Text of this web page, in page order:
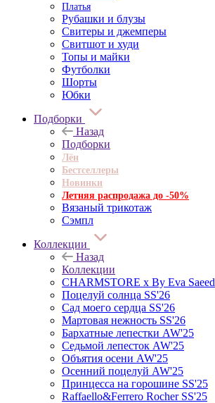
Платья
Рубашки и блузы
Свитеры и джемперы
Свитшот и худи
Топы и майки
Футболки
Шорты
Юбки
Подборки
Назад
Подборки
Лён
Бестселлеры
Новинки
Летняя распродажа до -50%
Вязаный трикотаж
Сэмпл
Коллекции
Назад
Коллекции
CHARMSTORE х By Eva Saeed
Поцелуй солнца SS'26
Сад моего сердца SS'26
Мартовая нежность SS'26
Бархатные лепестки AW'25
Седьмой лепесток AW'25
Объятия осени AW'25
Осенний поцелуй AW'25
Принцесса на горошине SS'25
Raffaello&Ferrero Rocher SS'25